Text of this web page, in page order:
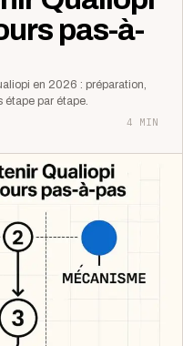
pas-à-
en 2026 : préparation,
étape par étape.
4 MIN